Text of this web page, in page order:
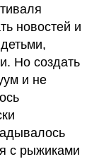
новостей и
Но создать
и не
с рыжиками